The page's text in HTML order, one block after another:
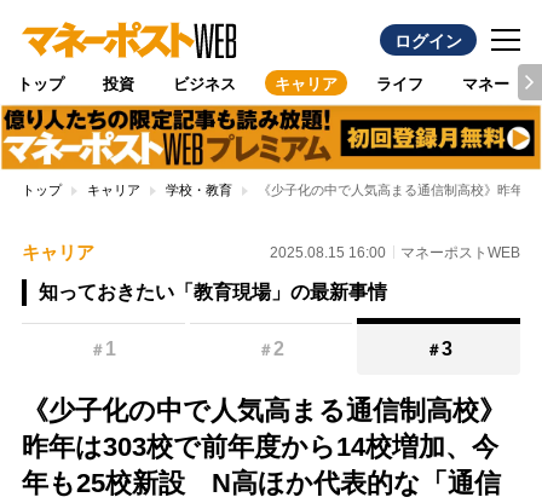
ログイン
トップ 投資 ビジネス キャリア ライフ マネー
トップ キャリア 学校・教育 《少子化の中で人気高まる通信制高校》昨年
キャリア 2025.08.15 16:00 マネーポストWEB
知っておきたい「教育現場」の最新事情
＃ 1 ＃2 ＃3
《少子化の中で人気高まる通信制高校》
昨年は303校で前年度から14校増加、今
年も25校新設 N高ほか代表的な「通信